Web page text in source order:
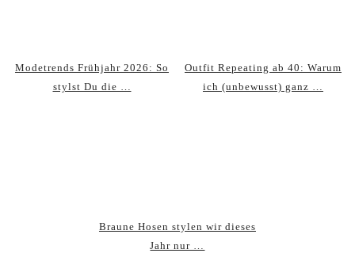
Modetrends Frühjahr 2026: So
stylst Du die …
Outfit Repeating ab 40: Warum
ich (unbewusst) ganz …
Braune Hosen stylen wir dieses
Jahr nur …